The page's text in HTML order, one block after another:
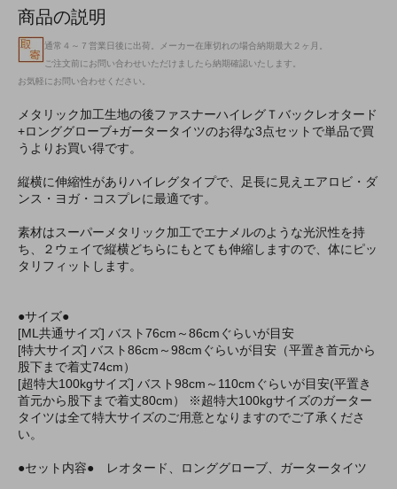
商品の説明
通常４～７営業日後に出荷。メーカー在庫切れの場合納期最大２ヶ月。
ご注文前にお問い合わせいただけましたら納期確認いたします。
お気軽にお問い合わせください。
メタリック加工生地の後ファスナーハイレグＴバックレオタード
+ロンググローブ+ガータータイツのお得な3点セットで単品で買
うよりお買い得です。
縦横に伸縮性がありハイレグタイプで、足長に見えエアロビ・ダ
ンス・ヨガ・コスプレに最適です。
素材はスーパーメタリック加工でエナメルのような光沢性を持
ち、２ウェイで縦横どちらにもとても伸縮しますので、体にピッ
タリフィットします。
●サイズ●
[ML共通サイズ] バスト76cm～86cmぐらいが目安
[特大サイズ] バスト86cm～98cmぐらいが目安（平置き首元から
股下まで着丈74cm）
[超特大100kgサイズ] バスト98cm～110cmぐらいが目安(平置き
首元から股下まで着丈80cm） ※超特大100kgサイズのガーター
タイツは全て特大サイズのご用意となりますのでご了承くださ
い。
●セット内容● レオタード、ロンググローブ、ガータータイツ